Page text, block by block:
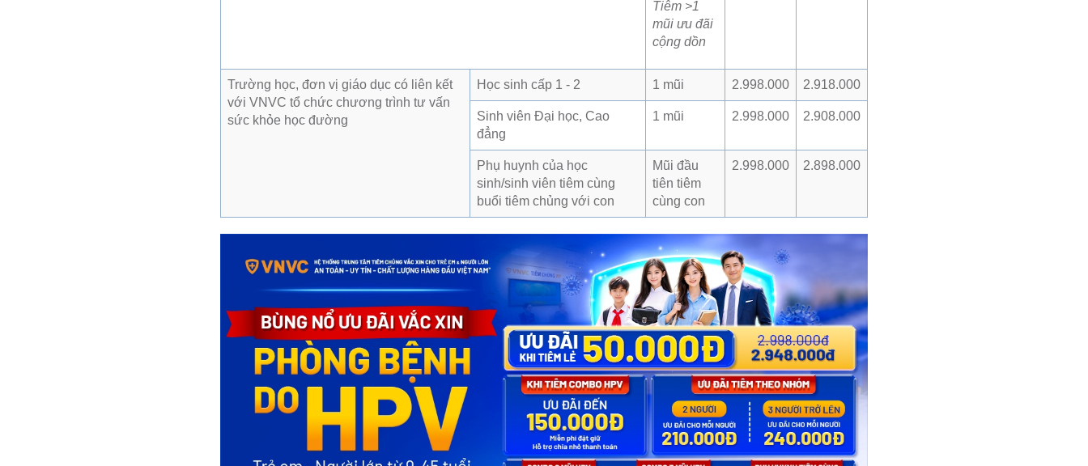
Tiêm >1
mũi ưu đãi
cộng dồn
Trường học, đơn vị giáo dục có liên kết
với VNVC tổ chức chương trình tư vấn
sức khỏe học đường
Học sinh cấp 1 - 2 1 mũi 2.998.000 2.918.000
Sinh viên Đại học, Cao
đẳng
1 mũi 2.998.000 2.908.000
Phụ huynh của học
sinh/sinh viên tiêm cùng
buổi tiêm chủng với con
Mũi đầu
tiên tiêm
cùng con
2.998.000 2.898.000